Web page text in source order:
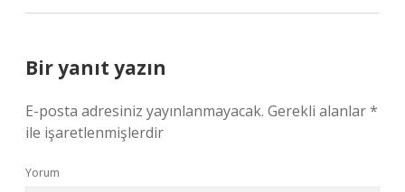
Bir yanıt yazın
E-posta adresiniz yayınlanmayacak. Gerekli alanlar*
ile işaretlenmişlerdir
Yorum